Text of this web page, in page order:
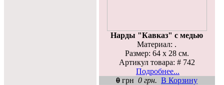
Нарды "Кавказ" с медью
Материал: .
Размер: 64 х 28 см.
Артикул товара: # 742
Подробнее...
0 грн 0 грн. В Корзину